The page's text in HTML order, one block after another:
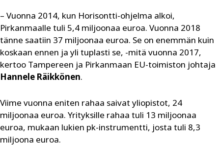
– Vuonna 2014, kun Horisontti-ohjelma alkoi,
Pirkanmaalle tuli 5,4 miljoonaa euroa. Vuonna 2018
tänne saatiin 37 miljoonaa euroa. Se on enemmän kuin
koskaan ennen ja yli tuplasti se, -mitä vuonna 2017,
kertoo Tampereen ja Pirkanmaan EU-toimiston johtaja
Hannele Räikkönen.
Viime vuonna eniten rahaa saivat yliopistot, 24
miljoonaa euroa. Yrityksille rahaa tuli 13 miljoonaa
euroa, mukaan lukien pk-instrumentti, josta tuli 8,3
miljoona euroa.